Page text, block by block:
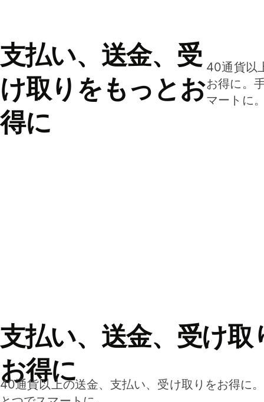
支払い、送金、受
け取りをもっとお
得に
40通貨以
お得に。
マートに
支払い、送金、受け取
お得に
40通貨以上の送金、支払い、受け取りをお得に